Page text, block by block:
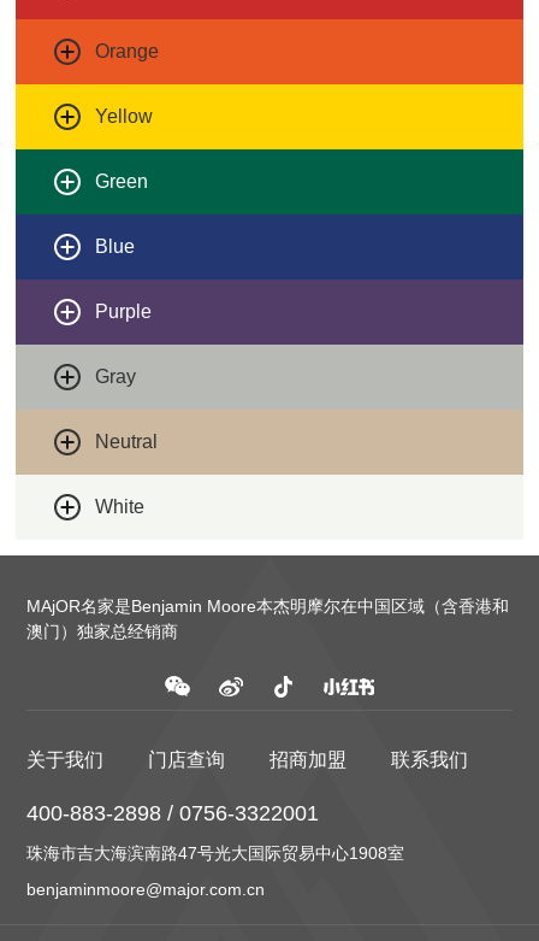
Orange
Yellow
Green
Blue
Purple
Gray
Neutral
White
MAjOR名家是Benjamin Moore本杰明摩尔在中国区域（含香港和
澳门）独家总经销商
关于我们 门店查询 招商加盟 联系我们
400-883-2898 / 0756-3322001
珠海市吉大海滨南路47号光大国际贸易中心1908室
benjaminmoore@major.com.cn